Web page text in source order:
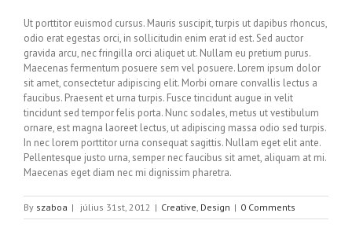
Ut porttitor euismod cursus. Mauris suscipit, turpis ut dapibus rhoncus,
odio erat egestas orci, in sollicitudin enim erat id est. Sed auctor
gravida arcu, nec fringilla orci aliquet ut. Nullam eu pretium purus.
Maecenas fermentum posuere sem vel posuere. Lorem ipsum dolor
sit amet, consectetur adipiscing elit. Morbi ornare convallis lectus a
faucibus. Praesent et urna turpis. Fusce tincidunt augue in velit
tincidunt sed tempor felis porta. Nunc sodales, metus ut vestibulum
ornare, est magna laoreet lectus, ut adipiscing massa odio sed turpis.
In nec lorem porttitor urna consequat sagittis. Nullam eget elit ante.
Pellentesque justo urna, semper nec faucibus sit amet, aliquam at mi.
Maecenas eget diam nec mi dignissim pharetra.
By szaboa | július 31st, 2012 | Creative, Design | 0 Comments